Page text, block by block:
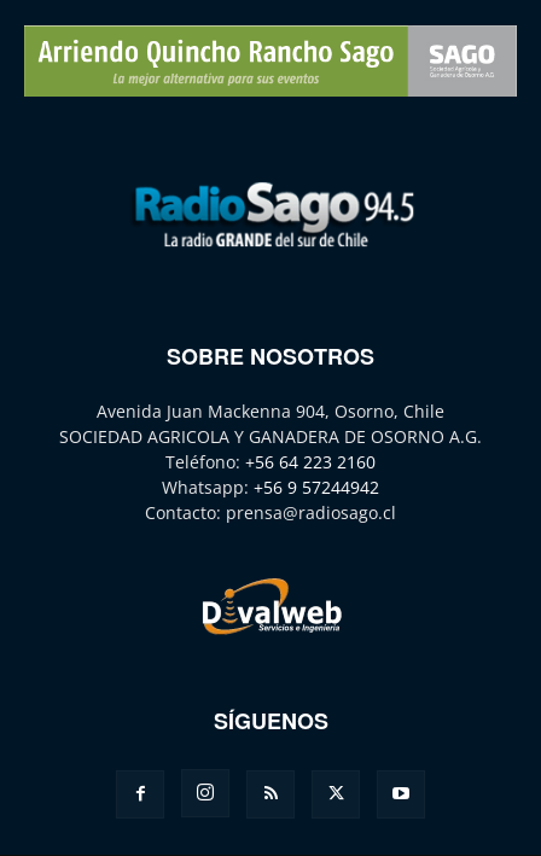
SOBRE NOSOTROS
Avenida Juan Mackenna 904, Osorno, Chile
SOCIEDAD AGRICOLA Y GANADERA DE OSORNO A.G.
Teléfono: +56 64 223 2160
Whatsapp: +56 9 57244942
Contacto: prensa@radiosago.cl
SÍGUENOS